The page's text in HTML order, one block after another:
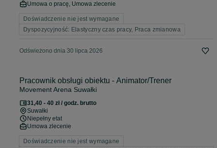
Umowa o pracę, Umowa zlecenie
Doświadczenie nie jest wymagane
Dyspozycyjność: Elastyczny czas pracy, Praca zmianowa
Odświeżono dnia 30 lipca 2026
Pracownik obsługi obiektu - Animator/Trener
Movement Arena Suwałki
31,40 - 40 zł / godz. brutto
Suwałki
Niepełny etat
Umowa zlecenie
Doświadczenie nie jest wymagane